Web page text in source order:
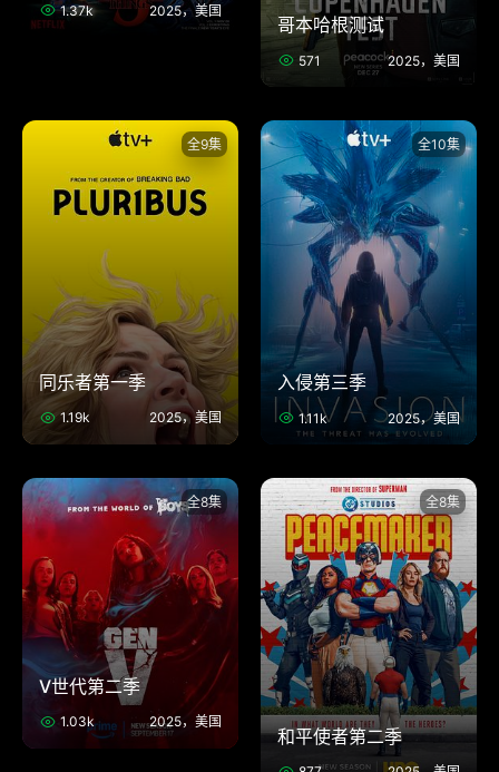
1.37k 2025，美国
哥本哈根测试
571 2025，美国
全9集
同乐者第一季
1.19k 2025，美国
全10集
入侵第三季
1.11k 2025，美国
全8集
V世代第二季
1.03k 2025，美国
全8集
和平使者第二季